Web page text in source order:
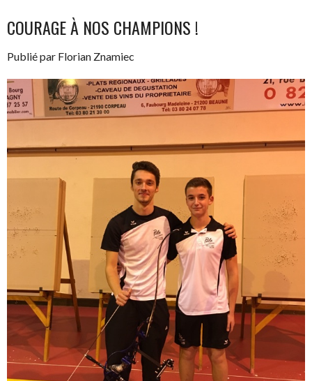
COURAGE À NOS CHAMPIONS !
Publié par Florian Znamiec